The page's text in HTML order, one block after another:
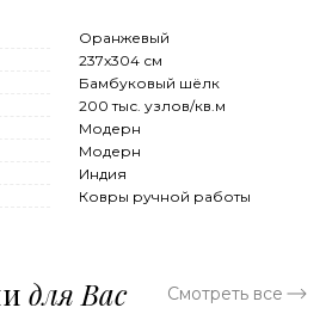
Оранжевый
237x304 см
Бамбуковый шёлк
200 тыс. узлов/кв.м
Модерн
Модерн
Индия
Ковры ручной работы
для Вас Смотреть все